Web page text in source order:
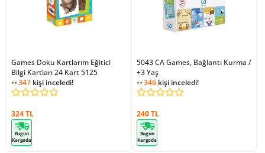
Games Doku Kartlarım Eğitici
Bilgi Kartları 24 Kart 5125
347 kişi inceledi!
324 TL
Bugün
Kargoda
5043 CA Games, Bağlantı Kurma /
+3 Yaş
346 kişi inceledi!
240 TL
Bugün
Kargoda